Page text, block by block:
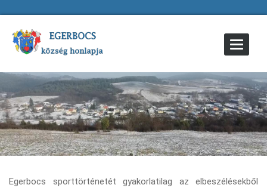
Toggle
Egerbocs sporttörténetét gyakorlatilag az elbeszélésekből